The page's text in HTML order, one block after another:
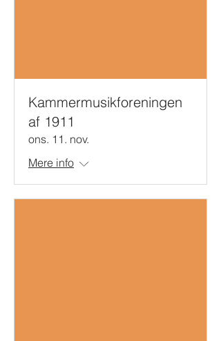
Kammermusikforeningen
af 1911
ons. 11. nov.
Mere info